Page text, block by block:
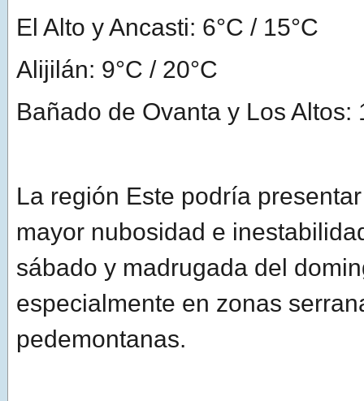
El Alto y Ancasti: 6°C / 15°C
Alijilán: 9°C / 20°C
Bañado de Ovanta y Los Altos:
La región Este podría
mayor nubosidad e
sábado y madrugada del
especialmente en zonas
pedemontanas.